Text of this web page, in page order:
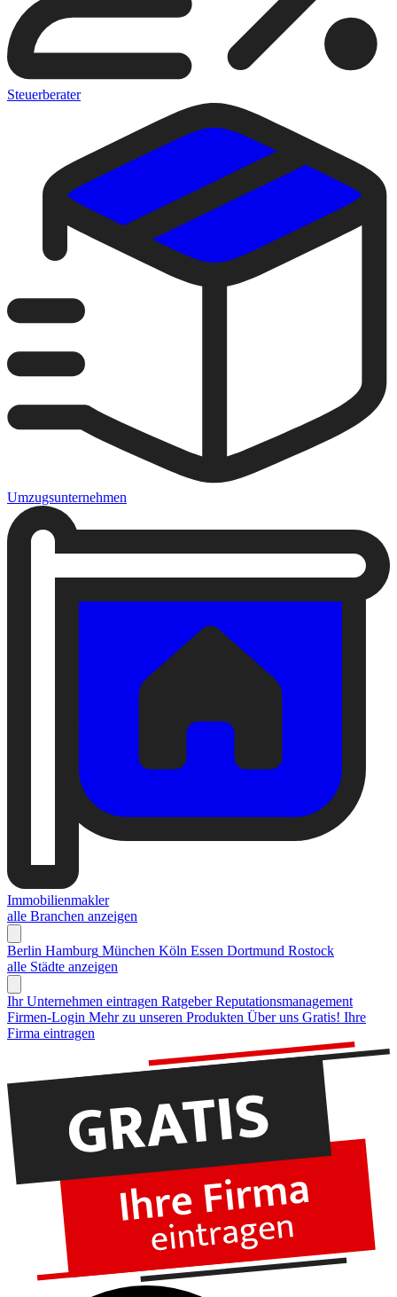
Steuerberater
Umzugsunternehmen
Immobilienmakler
alle Branchen anzeigen
Berlin Hamburg München Köln Essen Dortmund Rostock
alle Städte anzeigen
Ihr Unternehmen eintragen Ratgeber Reputationsmanagement
Firmen-Login Mehr zu unseren Produkten Über uns Gratis! Ihre
Firma eintragen